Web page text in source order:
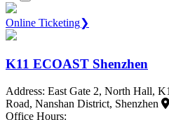
Online Ticketing❯
K11 ECOAST Shenzhen
Address: East Gate 2, North Hall,
Road, Nanshan District, Shenzhen
Office Hours: